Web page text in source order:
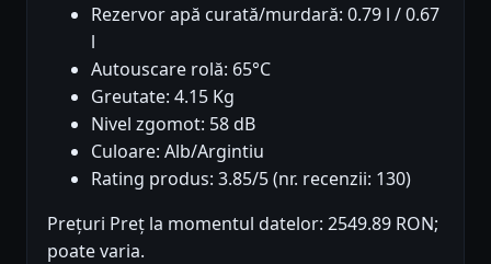
Rezervor apă curată/murdară: 0.79 l / 0.67
l
Autouscare rolă: 65°C
Greutate: 4.15 Kg
Nivel zgomot: 58 dB
Culoare: Alb/Argintiu
Rating produs: 3.85/5 (nr. recenzii: 130)
Prețuri Preț la momentul datelor: 2549.89 RON;
poate varia.